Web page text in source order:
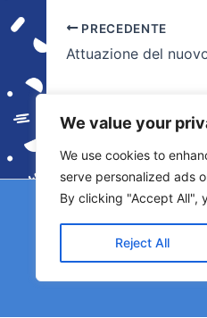
We value your
We use cookies to
serve personalized ads
By clicking "Accept All",
Reject All
PRECEDENTE
Copyright © 2026